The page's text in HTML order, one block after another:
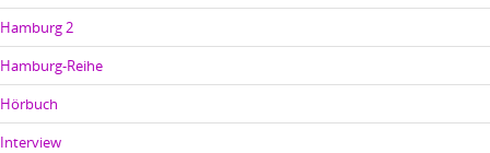
Hamburg 2
Hamburg-Reihe
Hörbuch
Interview